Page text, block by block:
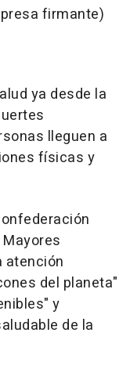
firmante)
ya desde la
lleguen a
físicas y
atención
del planeta"
y
de la